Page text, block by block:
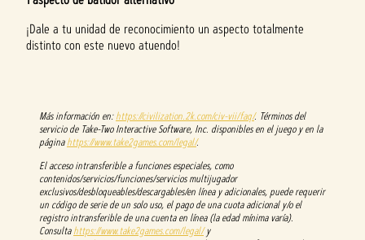
¡Dale a tu unidad de reconocimiento un aspecto totalmente
distinto con este nuevo atuendo!
Más información en:https://civilization.2k.com/civ-vii/faq/. Términos del
servicio de Take-Two Interactive Software, Inc. disponibles en el juego y en la
páginahttps://www.take2games.com/legal/.
El acceso intransferible a funciones especiales, como
contenidos/servicios/funciones/servicios multijugador
exclusivos/desbloqueables/descargables/en línea y adicionales, puede requerir
un código de serie de un solo uso, el pago de una cuota adicional y/o el
registro intransferible de una cuenta en línea (la edad mínima varía).
Consultahttps://www.take2games.com/legal/y